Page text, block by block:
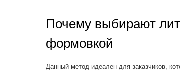
Почему выбирают
формовкой
Данный метод идеален для заказчиков,